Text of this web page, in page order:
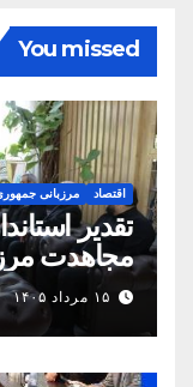
You missed
اقتصاد مرزبانی
تقدیر
مجاهدت
۱۵ مرداد ۱۴۰۵